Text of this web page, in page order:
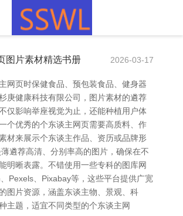
图片素材精选书册 2026-03-17
网页时保健食品、预包装食品、健身器
庚健康科技有限公司，图片素材的遴荐
仅影响举座视觉为止，还能种植用户体
个优秀的个东谈主网页需要高质料、作
材来展示个东谈主作品、资历或品牌形
遴荐高清、分别率高的图片，确保在不
明晰表露。不错使用一些专科的图库网
Pexels、Pixabay等，这些平台提供广宽
图片资源，涵盖东谈主物、景观、科
主题，适宜不同类型的个东谈主网